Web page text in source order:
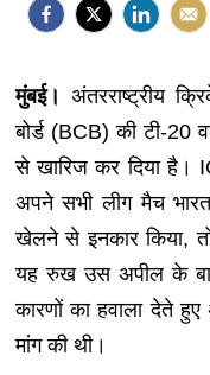
मुंबई। अंतरराष्ट्रीय
बोर्ड (BCB) की टी-20
से खारिज कर दिया है।
अपने सभी लीग मैच
खेलने से इनकार किया,
यह रुख उस अपील के
कारणों का हवाला देते
मांग की थी।